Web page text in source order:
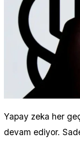
Yapay zeka her
devam ediyor.